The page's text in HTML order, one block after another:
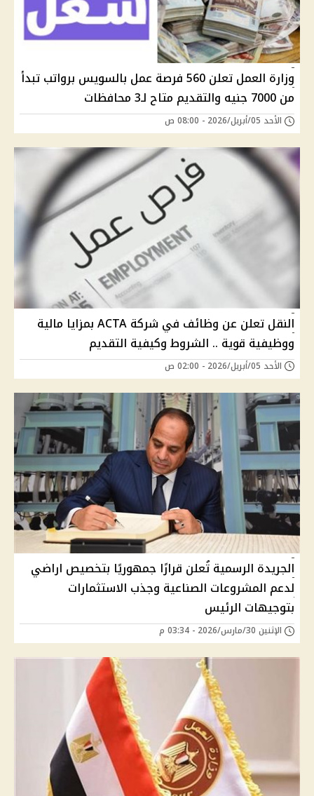
وزارة العمل تعلن 560 فرصة عمل بالسويس برواتب تبدأ
من 7000 جنيه والتقديم متاح لـ3 محافظات
الأحد 05/أبريل/2026 - 08:00 ص
النقل تعلن عن وظائف في شركة ACTA بمزايا مالية
ووظيفية قوية .. الشروط وكيفية التقديم
الأحد 05/أبريل/2026 - 02:00 ص
الجريدة الرسمية تُعلن قرارًا جمهوريًا بتخصيص اراضي
لدعم المشروعات الصناعية وجذب الاستثمارات
بتوجيهات الرئيس
الإثنين 30/مارس/2026 - 03:34 م